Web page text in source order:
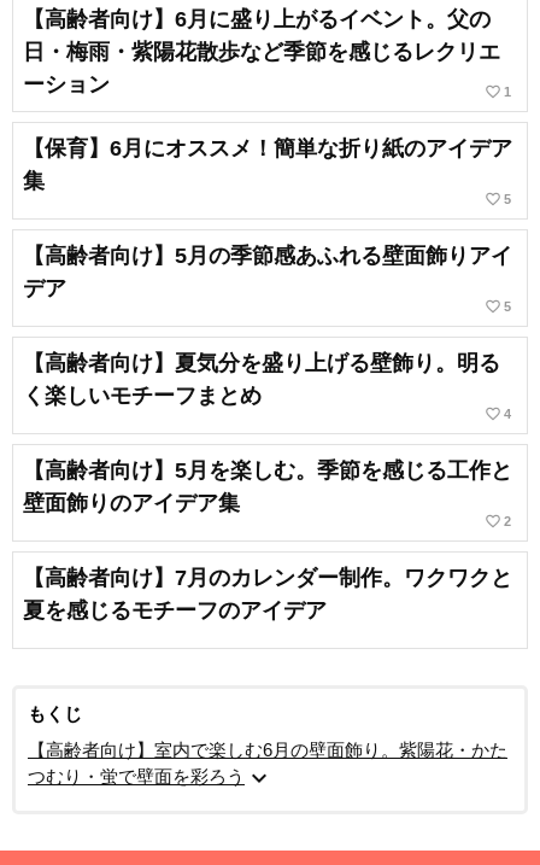
【高齢者向け】6月に盛り上がるイベント。父の
日・梅雨・紫陽花散歩など季節を感じるレクリエ
ーション
favorite_border 1
【保育】6月にオススメ！簡単な折り紙のアイデア
集
favorite_border 5
【高齢者向け】5月の季節感あふれる壁面飾りアイ
デア
favorite_border 5
【高齢者向け】夏気分を盛り上げる壁飾り。明る
く楽しいモチーフまとめ
favorite_border 4
【高齢者向け】5月を楽しむ。季節を感じる工作と
壁面飾りのアイデア集
favorite_border 2
【高齢者向け】7月のカレンダー制作。ワクワクと
夏を感じるモチーフのアイデア
もくじ
【高齢者向け】室内で楽しむ6月の壁面飾り。紫陽花・かた
つむり・蛍で壁面を彩ろう expand_more